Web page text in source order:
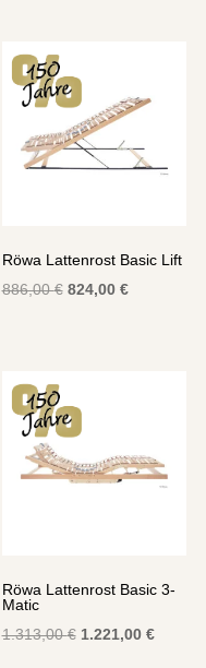
Röwa Lattenrost Basic Lift
886,00€ Ursprünglicher
824,00 €Aktueller
Röwa Lattenrost Basic 3-
Matic
1.313,00€ Ursprünglicher
1.221,00 €Aktueller